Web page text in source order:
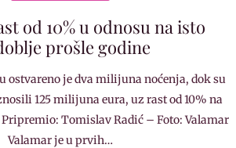
od 10% u odnosu na isto
prošle godine
ostvareno je dva milijuna noćenja, dok su
125 milijuna eura, uz rast od 10% na
Tomislav Radić – Foto: Valamar
Valamar je u prvih…